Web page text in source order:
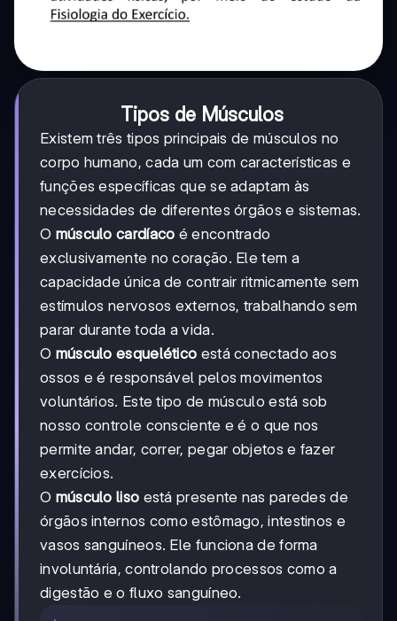
Tipos de Músculos
Existem três tipos principais de músculos no
corpo humano, cada um com características e
funções específicas que se adaptam às
necessidades de diferentes órgãos e sistemas.
O músculo cardíaco é encontrado
exclusivamente no coração. Ele tem a
capacidade única de contrair ritmicamente sem
estímulos nervosos externos, trabalhando sem
parar durante toda a vida.
O músculo esquelético está conectado aos
ossos e é responsável pelos movimentos
voluntários. Este tipo de músculo está sob
nosso controle consciente e é o que nos
permite andar, correr, pegar objetos e fazer
exercícios.
O músculo liso está presente nas paredes de
órgãos internos como estômago, intestinos e
vasos sanguíneos. Ele funciona de forma
involuntária, controlando processos como a
digestão e o fluxo sanguíneo.